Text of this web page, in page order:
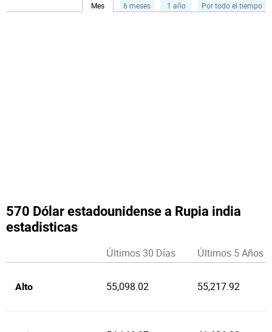
Mes 6 meses 1 año Por todo el tiempo
570 Dólar estadounidense a Rupia india
estadisticas
Últimos 30 Días Últimos 5 Años
Alto 55,098.02 55,217.92